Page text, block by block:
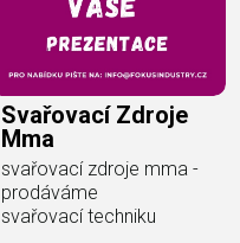
Svařovací Zdroje
Mma
svařovací zdroje mma -
prodáváme
svařovací techniku